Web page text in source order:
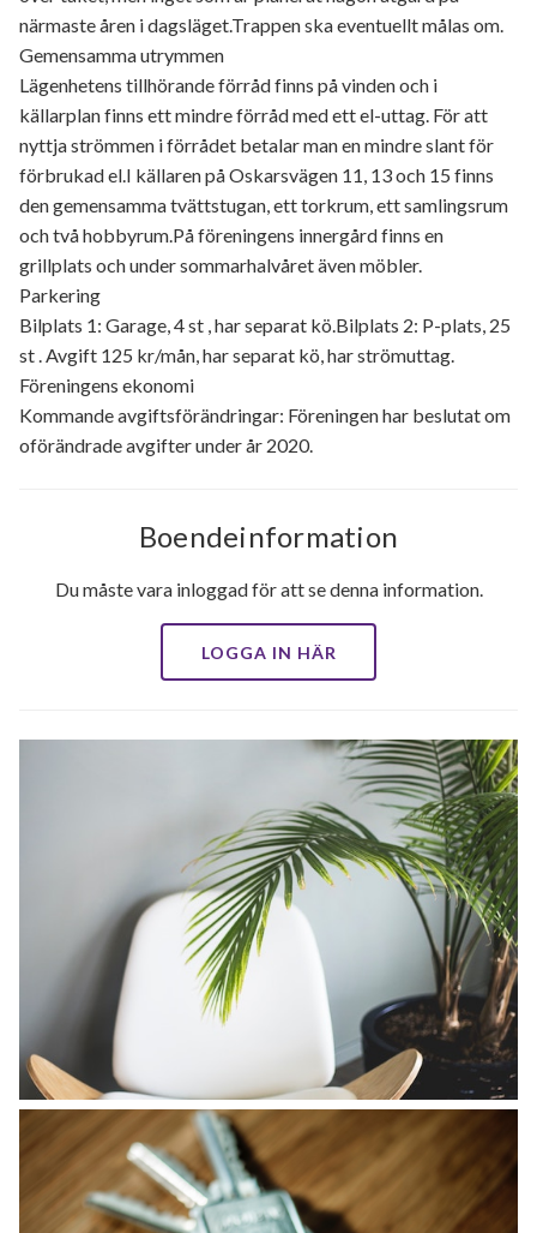
närmaste åren i dagsläget.Trappen ska eventuellt målas om.
Gemensamma utrymmen
Lägenhetens tillhörande förråd finns på vinden och i
källarplan finns ett mindre förråd med ett el-uttag. För att
nyttja strömmen i förrådet betalar man en mindre slant för
förbrukad el.I källaren på Oskarsvägen 11, 13 och 15 finns
den gemensamma tvättstugan, ett torkrum, ett samlingsrum
och två hobbyrum.På föreningens innergård finns en
grillplats och under sommarhalvåret även möbler.
Parkering
Bilplats 1: Garage, 4 st , har separat kö.Bilplats 2: P-plats, 25
st . Avgift 125 kr/mån, har separat kö, har strömuttag.
Föreningens ekonomi
Kommande avgiftsförändringar: Föreningen har beslutat om
oförändrade avgifter under år 2020.
Boendeinformation
Du måste vara inloggad för att se denna information.
LOGGA IN HÄR